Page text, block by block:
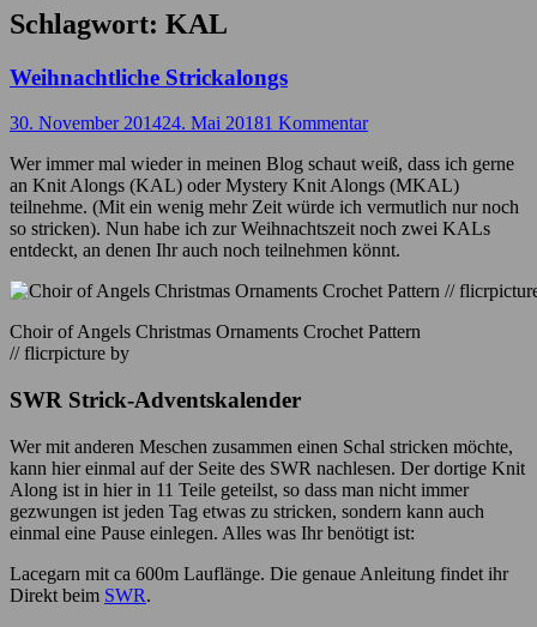
Schlagwort: KAL
Weihnachtliche Strickalongs
30. November 201424. Mai 20181 Kommentar
Wer immer mal wieder in meinen Blog schaut weiß, dass ich gerne
an Knit Alongs (KAL) oder Mystery Knit Alongs (MKAL)
teilnehme. (Mit ein wenig mehr Zeit würde ich vermutlich nur noch
so stricken). Nun habe ich zur Weihnachtszeit noch zwei KALs
entdeckt, an denen Ihr auch noch teilnehmen könnt.
Choir of Angels Christmas Ornaments Crochet Pattern
// flicrpicture by
SWR Strick-Adventskalender
Wer mit anderen Meschen zusammen einen Schal stricken möchte,
kann hier einmal auf der Seite des SWR nachlesen. Der dortige Knit
Along ist in hier in 11 Teile geteilst, so dass man nicht immer
gezwungen ist jeden Tag etwas zu stricken, sondern kann auch
einmal eine Pause einlegen. Alles was Ihr benötigt ist:
Lacegarn mit ca 600m Lauflänge. Die genaue Anleitung findet ihr
Direkt beim SWR.